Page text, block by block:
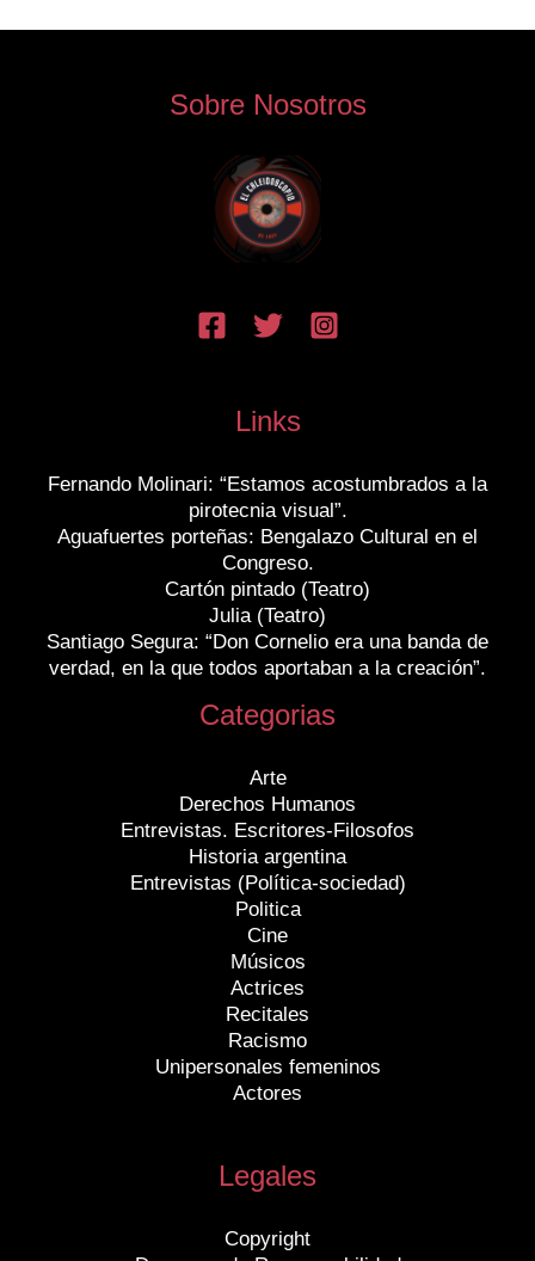
Sobre Nosotros
Links
Fernando Molinari: “Estamos acostumbrados a la
pirotecnia visual”.
Aguafuertes porteñas: Bengalazo Cultural en el
Congreso.
Cartón pintado (Teatro)
Julia (Teatro)
Santiago Segura: “Don Cornelio era una banda de
verdad, en la que todos aportaban a la creación”.
Categorias
Arte
Derechos Humanos
Entrevistas. Escritores-Filosofos
Historia argentina
Entrevistas (Política-sociedad)
Politica
Cine
Músicos
Actrices
Recitales
Racismo
Unipersonales femeninos
Actores
Legales
Copyright